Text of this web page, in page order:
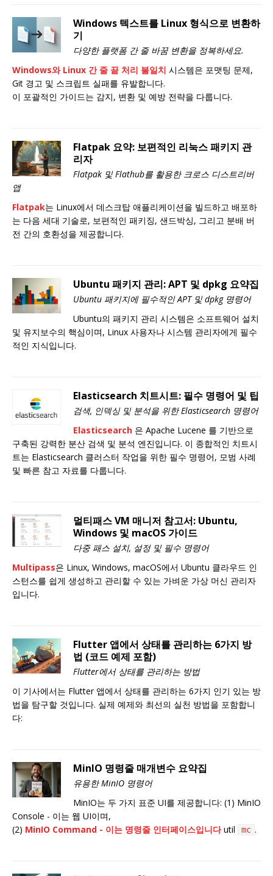
Windows 텍스트를 Linux 형식으로 변환하
기
다양한 플랫폼 간 줄 바꿈 변환을 정복하세요.
Windows와 Linux 간 줄 끝 처리 불일치 시스템은 포맷팅 문제,
Git 경고 및 스크립트 실패를 유발합니다.
이 포괄적인 가이드는 감지, 변환 및 예방 전략을 다룹니다.
Flatpak 요약: 보편적인 리눅스 패키지 관
리자
Flatpak 및 Flathub를 활용한 크로스 디스트리버
앱
Flatpak는 Linux에서 데스크탑 애플리케이션을 빌드하고 배포하
는 다음 세대 기술로, 보편적인 패키징, 샌드박싱, 그리고 분배 버
전 간의 호환성을 제공합니다.
Ubuntu 패키지 관리: APT 및 dpkg 요약집
Ubuntu 패키지에 필수적인 APT 및 dpkg 명령어
Ubuntu의 패키지 관리 시스템은 소프트웨어 설치
및 유지보수의 핵심이며, Linux 사용자나 시스템 관리자에게 필수
적인 지식입니다.
Elasticsearch 치트시트: 필수 명령어 및 팁
검색, 인덱싱 및 분석을 위한 Elasticsearch 명령어
Elasticsearch 은 Apache Lucene 를 기반으로
구축된 강력한 분산 검색 및 분석 엔진입니다. 이 종합적인 치트시
트는 Elasticsearch 클러스터 작업을 위한 필수 명령어, 모범 사례
및 빠른 참고 자료를 다룹니다.
멀티패스 VM 매니저 참고서: Ubuntu,
Windows 및 macOS 가이드
다중 패스 설치, 설정 및 필수 명령어
Multipass은 Linux, Windows, macOS에서 Ubuntu 클라우드 인
스턴스를 쉽게 생성하고 관리할 수 있는 가벼운 가상 머신 관리자
입니다.
Flutter 앱에서 상태를 관리하는 6가지 방
법 (코드 예제 포함)
Flutter에서 상태를 관리하는 방법
이 기사에서는 Flutter 앱에서 상태를 관리하는 6가지 인기 있는 방
법을 탐구할 것입니다. 실제 예제와 최선의 실천 방법을 포함합니
다:
MinIO 명령줄 매개변수 요약집
유용한 MinIO 명령어
MinIO는 두 가지 표준 UI를 제공합니다: (1) MinIO
Console - 이는 웹 UI이며,
(2) MinIO Command - 이는 명령줄 인터페이스입니다util mc .